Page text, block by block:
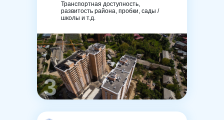
3
Транспортная доступность,
развитость района, пробки, сады /
школы и т.д.